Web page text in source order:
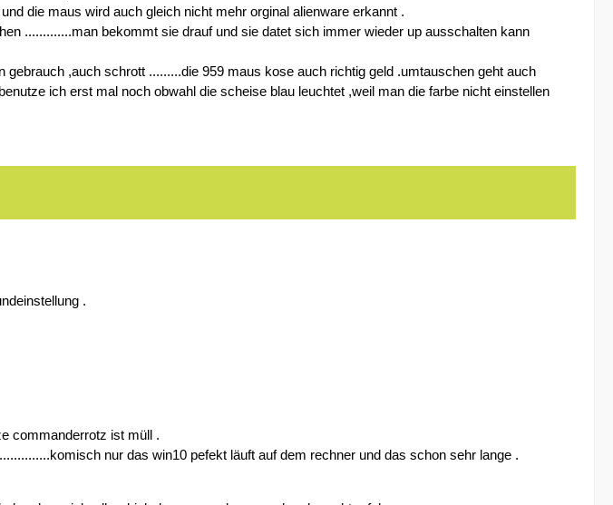
die maus wird auch gleich nicht mehr orginal alienware erkannt .
.............man bekommt sie drauf und sie datet sich immer wieder up ausschalten kann
,auch schrott .........die 959 maus kose auch richtig geld .umtauschen geht auch
ich erst mal noch obwahl die scheise blau leuchtet ,weil man die farbe nicht einstellen
.
commanderrotz ist müll .
nur das win10 pefekt läuft auf dem rechner und das schon sehr lange .